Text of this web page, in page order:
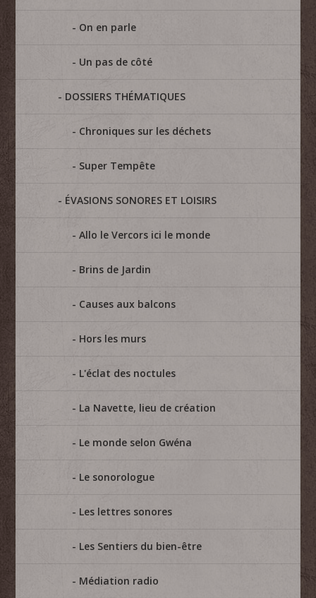
On en parle
Un pas de côté
DOSSIERS THÉMATIQUES
Chroniques sur les déchets
Super Tempête
ÉVASIONS SONORES ET LOISIRS
Allo le Vercors ici le monde
Brins de Jardin
Causes aux balcons
Hors les murs
L'éclat des noctules
La Navette, lieu de création
Le monde selon Gwéna
Le sonorologue
Les lettres sonores
Les Sentiers du bien-être
Médiation radio